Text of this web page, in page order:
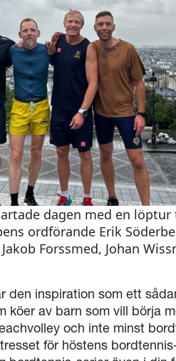
dagen med en löptur
ordförande Erik
Forssmed, Johan
den inspiration som ett
köer av barn som vill börja
och inte minst
för höstens